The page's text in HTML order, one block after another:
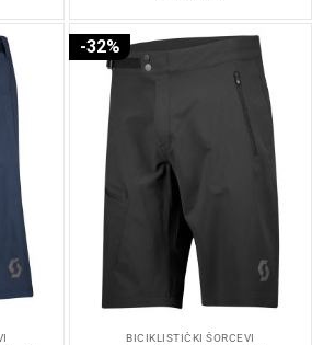
-32%
BICIKLISTIČKI ŠORCEVI